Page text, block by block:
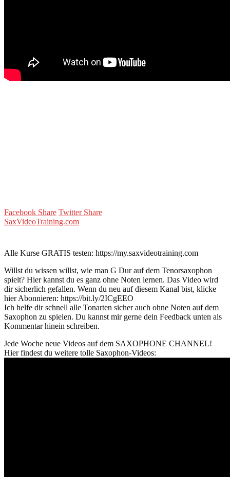
Facebook Share Twitter Share
SaxVideoTraining.com
Alle Kurse GRATIS testen: https://my.saxvideotraining.com
Willst du wissen willst, wie man G Dur auf dem Tenorsaxophon
spielt? Hier kannst du es ganz ohne Noten lernen. Das Video wird
dir sicherlich gefallen. Wenn du neu auf diesem Kanal bist, klicke
hier Abonnieren: https://bit.ly/2ICgEEO
Ich helfe dir schnell alle Tonarten sicher auch ohne Noten auf dem
Saxophon zu spielen. Du kannst mir gerne dein Feedback unten als
Kommentar hinein schreiben.
Jede Woche neue Videos auf dem SAXOPHONE CHANNEL!
Hier findest du weitere tolle Saxophon-Videos: